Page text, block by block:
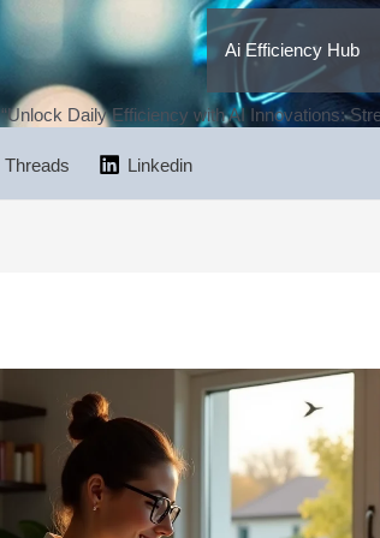
Ai Efficiency Hub
“Unlock Daily Efficiency with AI Innovations:
Threads Linkedin